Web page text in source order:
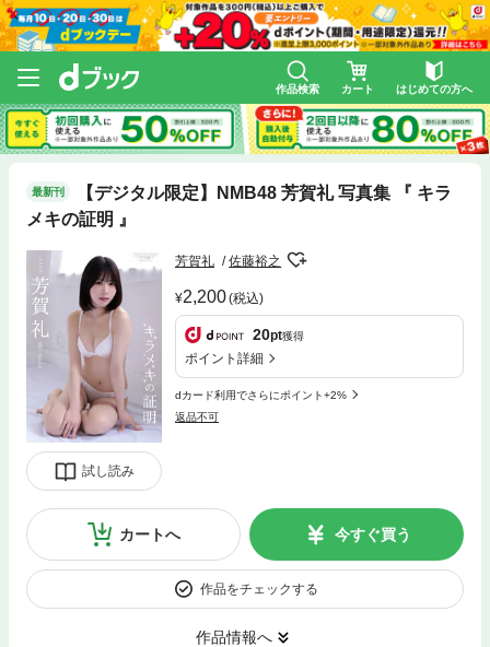
作品検索 カート はじめての方へ
最新刊
【デジタル限定】NMB48 芳賀礼 写真集 『 キラ
メキの証明 』
試し読み
芳賀礼 佐藤裕之
2,200(税込)
20pt獲得
ポイント詳細
dカード利用でさらにポイント+2%
返品不可
カートへ 今すぐ買う
作品をチェックする
作品情報へ